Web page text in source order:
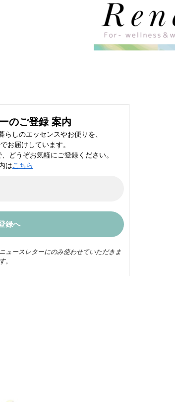
ーのご登録 案内
らしのエッセンスやお便りを、
お届けしています。
どうぞお気軽にご登録ください。
はこちら
ュースレターにのみ使わせていただきま
す。